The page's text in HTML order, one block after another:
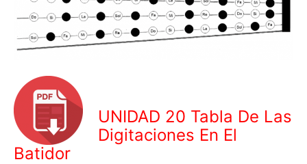
UNIDAD 20 Tabla De Las
Digitaciones En El
Batidor